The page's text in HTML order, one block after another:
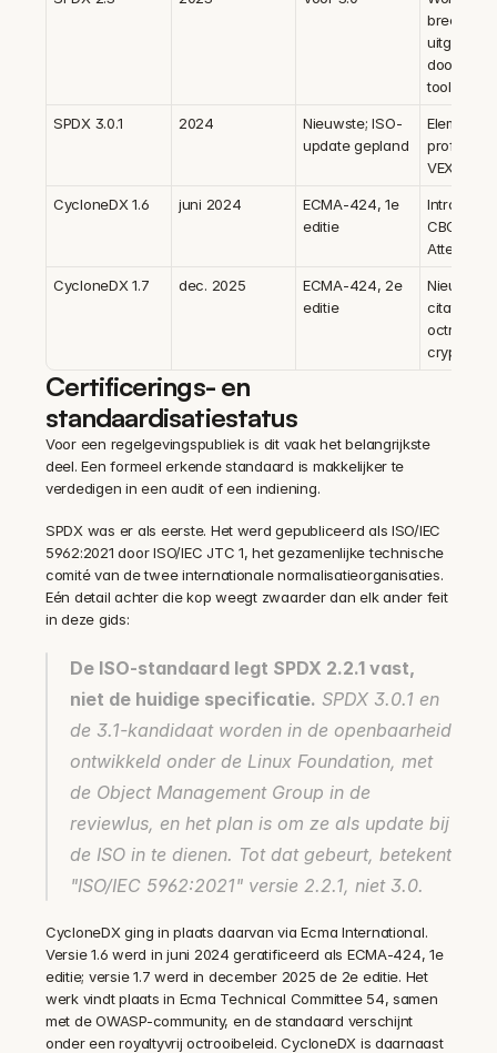
breed
door
tooling
SPDX 3.0.1 2024
Nieuwste; ISO-
update gepland
profielen,
VEX
CycloneDX 1.6 juni 2024
ECMA-424, 1e
editie
CBOM en
CycloneDX 1.7 dec. 2025
ECMA-424, 2e
editie
Nieuwste
citations,
octrooien,
crypto
Certificerings- en
standaardisatiestatus
Voor een regelgevingspubliek is dit vaak het belangrijkste
deel. Een formeel erkende standaard is makkelijker te
verdedigen in een audit of een indiening.
SPDX was er als eerste. Het werd gepubliceerd als ISO/IEC
5962:2021 door ISO/IEC JTC 1, het gezamenlijke technische
comité van de twee internationale normalisatieorganisaties.
Eén detail achter die kop weegt zwaarder dan elk ander feit
in deze gids:
De ISO-standaard legt SPDX 2.2.1 vast,
niet de huidige specificatie. SPDX 3.0.1 en
de 3.1-kandidaat worden in de openbaarheid
ontwikkeld onder de Linux Foundation, met
de Object Management Group in de
reviewlus, en het plan is om ze als update bij
de ISO in te dienen. Tot dat gebeurt, betekent
"ISO/IEC 5962:2021" versie 2.2.1, niet 3.0.
CycloneDX ging in plaats daarvan via Ecma International.
Versie 1.6 werd in juni 2024 geratificeerd als ECMA-424, 1e
editie; versie 1.7 werd in december 2025 de 2e editie. Het
werk vindt plaats in Ecma Technical Committee 54, samen
met de OWASP-community, en de standaard verschijnt
onder een royaltyvrij octrooibeleid. CycloneDX is daarnaast